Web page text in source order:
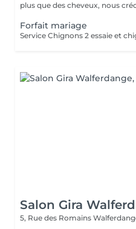
plus que des cheveux, nous
Forfait mariage
Service Chignons 2 essaie et
Salon Gira
5, Rue des Romains